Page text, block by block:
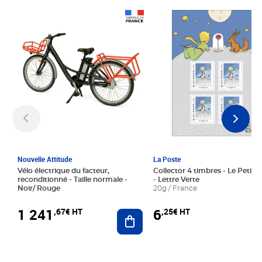
Nouvelle Attitude
Vélo électrique du facteur,
reconditionné - Taille normale -
Noir/ Rouge
1 241 ,67€ HT Ajouter au panier
La Poste
Collector 4 timbres - Le Petit
- Lettre Verte
20g / France
6,25€ HT
Prix 6,25€ HT